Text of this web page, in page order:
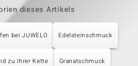
dieses Artikels
bei JUWELO Edelsteinschmuck
zu Ihrer Kette Granatschmuck